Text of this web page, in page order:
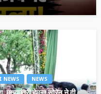
NEWS NEWS